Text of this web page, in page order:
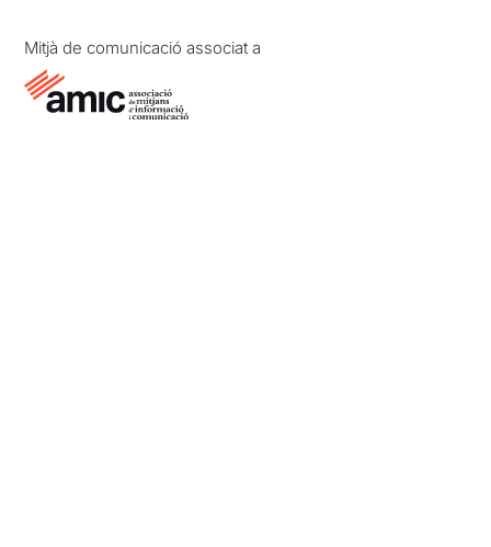
Mitjà de comunicació associat a